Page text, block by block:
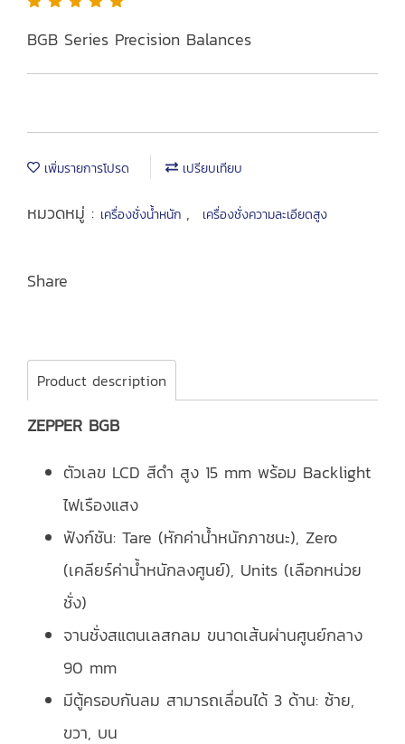
BGB Series Precision Balances
เพิ่มรายการโปรด เปรียบเทียบ
หมวดหมู่ : เครื่องชั่งน้ำหนัก , เครื่องชั่งความละเอียดสูง
Share
Product description
ZEPPER BGB
ตัวเลข LCD สีดำ สูง 15 mm พร้อม Backlight
ไฟเรืองแสง
ฟังก์ชัน: Tare (หักค่าน้ําหนักภาชนะ), Zero
(เคลียร์ค่าน้ำหนักลงศูนย์), Units (เลือกหน่วย
ชั่ง)
จานชั่งสแตนเลสกลม ขนาดเส้นผ่านศูนย์กลาง
90 mm
มีตู้ครอบกันลม สามารถเลื่อนได้ 3 ด้าน: ซ้าย,
ขวา, บน